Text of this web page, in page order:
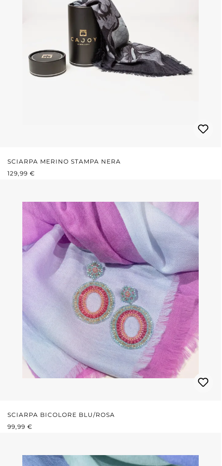
SCIARPA MERINO STAMPA NERA
PREZZO NORMALE:
129,99 €
SCIARPA BICOLORE BLU/ROSA
PREZZO NORMALE:
99,99 €